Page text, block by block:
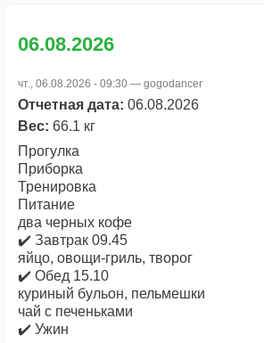
06.08.2026
чт., 06.08.2026 - 09:30 — gogodancer
Отчетная дата: 06.08.2026
Вес: 66.1 кг
Прогулка
Приборка
Тренировка
Питание
два черных кофе
✔️ Завтрак 09.45
яйцо, овощи-гриль, творог
✔️ Обед 15.10
куриный бульон, пельмешки
чай с печеньками
✔️ Ужин